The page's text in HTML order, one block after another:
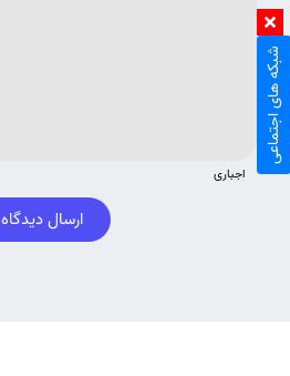
اجباری
ارسال دیدگاه
شبکه های اجتماعی